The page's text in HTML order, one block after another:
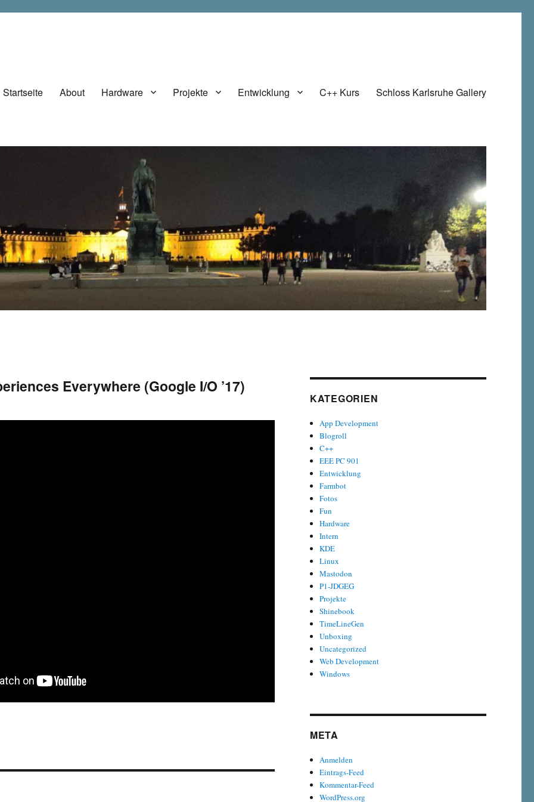
Startseite About Hardware Projekte Entwicklung C++ Kurs Schloss Karlsruhe Gallery
Everywhere (Google I/O ’17)
KATEGORIEN
App Development
Blogroll
C++
EEE PC 901
Entwicklung
Farmbot
Fotos
Fun
Hardware
Intern
KDE
Linux
Mastodon
P1-JDGEG
Projekte
Shinebook
TimeLineGen
Unboxing
Uncategorized
Web Development
Windows
META
Anmelden
Eintrags-Feed
Kommentar-Feed
WordPress.org